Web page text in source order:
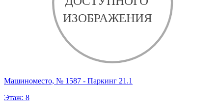
Машиноместо, № 1587 - Паркинг 21.1
Этаж: 8